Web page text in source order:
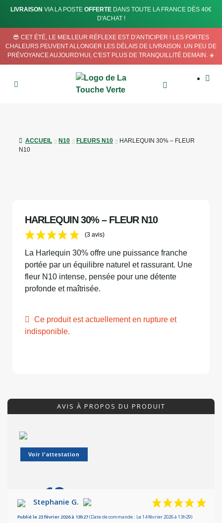
LIVRAISON VIA LA POSTE OFFERTE DANS TOUTE LA FRANCE DÈS 40€
D'ACHAT !
😎 CET ÉTÉ, LE MEILLEUR RÉFLEXE EST D'ANTICIPER ! LES FORTES
CHALEURS PEUVENT ALLONGER LES DÉLAIS DE LIVRAISON. UN PEU DE
PRÉVOYANCE AUJOURD'HUI, C'EST PLUS DE TRANQUILLITÉ DEMAIN. ☀️
ACCUEIL N10 FLEURS N10
HARLEQUIN 30% – FLEUR
N10
HARLEQUIN 30% – FLEUR N10
(3 avis)
La Harlequin 30% offre une puissance franche
portée par un équilibre naturel et rassurant. Une
fleur N10 intense, pensée pour une détente
profonde et maîtrisée.
Ce produit est actuellement en rupture et
indisponible.
AVIS À PROPOS DU PRODUIT
Voir l'attestation
10/10
Basé sur 3 avis
Stephanie G.
Publié le 23 février 2026 à 13h27(Date de commande : Le 14 février 2026 à 13h29)